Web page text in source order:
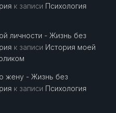
к записи Психология
личности - Жизнь без
к записи История моей
жену - Жизнь без
к записи Психология